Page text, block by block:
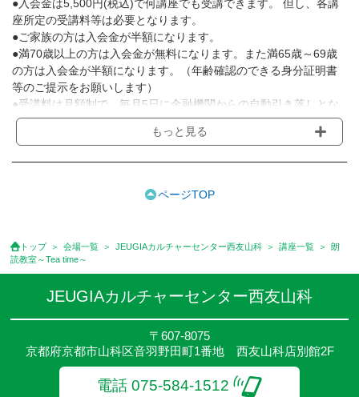
●入会金は5,500円(税込)で何講座でも受講できます。 但し、各講
座所定の受講料等は必要となります。
●ご家族の方は入会金が半額になります。
●満70歳以上の方は入会金が無料になります。また満65歳～69歳
の方は入会金が半額になります。（年齢確認のできる身分証明書
等のご提示をお願いします）
●受講料は月額制で、毎月5日に金融機関からの自動引き落しとな
ります。
※講座によってはお支払い方法が異なる場合がありますのでご確認
ております。また一部の講座では別途傷害保険料も含まれており
●資格認定講座の試験料・認定料などは別途要しますのでお問い合
せください。
●講座は、月4回(週1回),月3回,2回,1回,臨時講座いろいろあります
のでご確認ください。
●参加人数が一定に満たない場合、体験や講座開講を中止または延
●その他、詳しい内容については、ご入会時にご説明をさせていた
だきます。
もっと見る
ページTOP
トップ 会場一覧 JEUGIAカルチャーセンター西友山科 講座一覧
朗
読教室～Tea time～
JEUGIAカルチャーセンター西友山科
〒607-8075
京都府京都市山科区音羽野田町1番地 西友山科店別館2F
電話 075-584-1512